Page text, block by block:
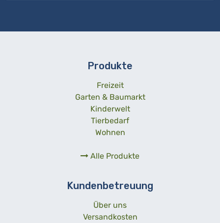
Produkte
Freizeit
Garten & Baumarkt
Kinderwelt
Tierbedarf
Wohnen
Alle Produkte
Kundenbetreuung
Über uns
Versandkosten